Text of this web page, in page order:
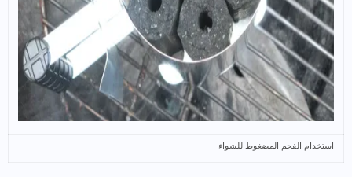
استخدام الفحم المضغوط للشواء